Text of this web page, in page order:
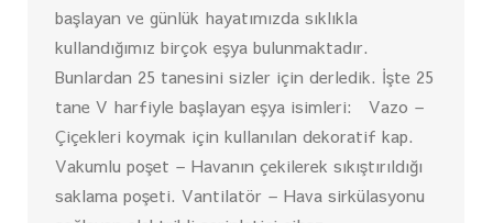
başlayan ve günlük hayatımızda sıklıkla
kullandığımız birçok eşya bulunmaktadır.
Bunlardan 25 tanesini sizler için derledik. İşte 25
tane V harfiyle başlayan eşya isimleri: Vazo –
Çiçekleri koymak için kullanılan dekoratif kap.
Vakumlu poşet – Havanın çekilerek sıkıştırıldığı
saklama poşeti. Vantilatör – Hava sirkülasyonu